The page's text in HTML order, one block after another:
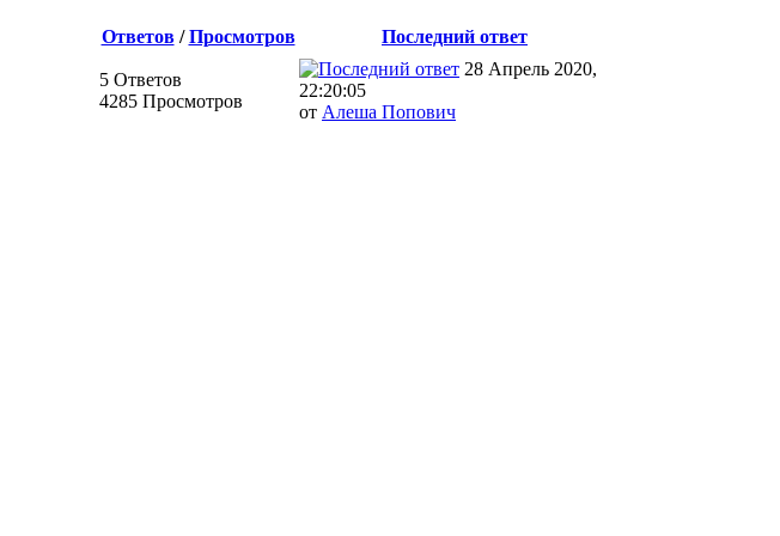
Ответов/Просмотров
Последний ответ
5 Ответов
4285 Просмотров
28 Апрель 2020,
22:20:05
от Алеша Попович